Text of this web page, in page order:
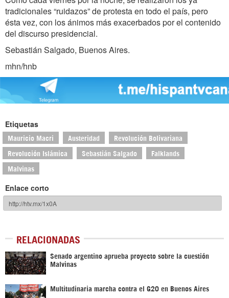
tradicionales “ruidazos” de protesta en todo el país, pero
ésta vez, con los ánimos más exacerbados por el contenido
del discurso presidencial.
Sebastián Salgado, Buenos Aires.
mhn/hnb
Etiquetas
Mauricio Macri Austeridad Revolución Bolivariana
Revolución Islámica Sebastián Salgado Falklands
Malvinas
Enlace corto
RELACIONADAS
Senado argentino aprueba proyecto sobre la cuestión
Malvinas
Multitudinaria marcha contra el G20 en Buenos Aires